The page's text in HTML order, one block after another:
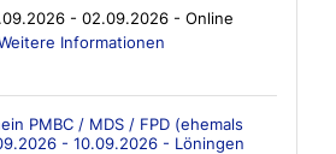
- 02.09.2026 - Online
Informationen
PMBC / MDS / FPD (ehemals
- 10.09.2026 - Löningen